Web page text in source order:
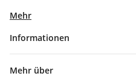
Mehr
Informationen
Mehr über